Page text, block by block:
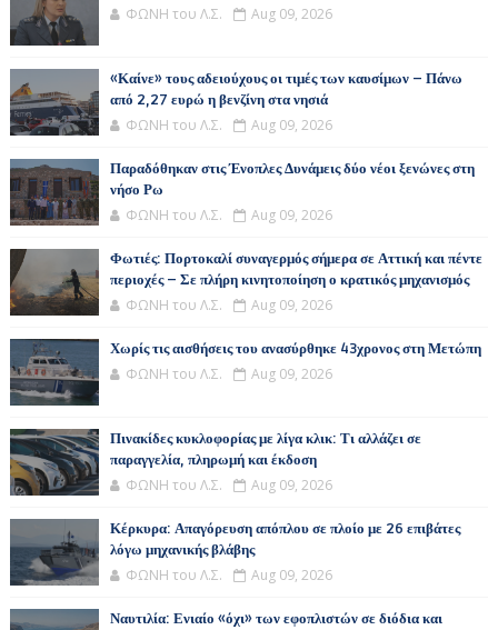
ΦΩΝΗ του Λ.Σ. Aug 09, 2026
«Καίνε» τους αδειούχους οι τιμές των καυσίμων – Πάνω
από 2,27 ευρώ η βενζίνη στα νησιά
ΦΩΝΗ του Λ.Σ. Aug 09, 2026
Παραδόθηκαν στις Ένοπλες Δυνάμεις δύο νέοι ξενώνες στη
νήσο Ρω
ΦΩΝΗ του Λ.Σ. Aug 09, 2026
Φωτιές: Πορτοκαλί συναγερμός σήμερα σε Αττική και πέντε
περιοχές – Σε πλήρη κινητοποίηση ο κρατικός μηχανισμός
ΦΩΝΗ του Λ.Σ. Aug 09, 2026
Χωρίς τις αισθήσεις του ανασύρθηκε 43χρονος στη Μετώπη
ΦΩΝΗ του Λ.Σ. Aug 09, 2026
Πινακίδες κυκλοφορίας με λίγα κλικ: Τι αλλάζει σε
παραγγελία, πληρωμή και έκδοση
ΦΩΝΗ του Λ.Σ. Aug 09, 2026
Κέρκυρα: Απαγόρευση απόπλου σε πλοίο με 26 επιβάτες
λόγω μηχανικής βλάβης
ΦΩΝΗ του Λ.Σ. Aug 09, 2026
Ναυτιλία: Ενιαίο «όχι» των εφοπλιστών σε διόδια και